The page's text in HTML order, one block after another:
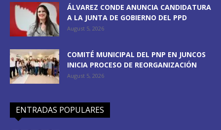
ÁLVAREZ CONDE ANUNCIA CANDIDATURA
A LA JUNTA DE GOBIERNO DEL PPD
August 5, 2026
COMITÉ MUNICIPAL DEL PNP EN JUNCOS
INICIA PROCESO DE REORGANIZACIÓN
August 5, 2026
ENTRADAS POPULARES